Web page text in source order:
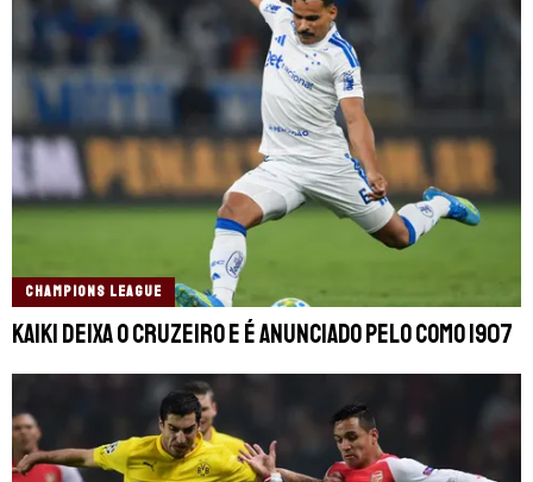
CHAMPIONS LEAGUE
Kaiki deixa o Cruzeiro e é anunciado pelo Como 1907